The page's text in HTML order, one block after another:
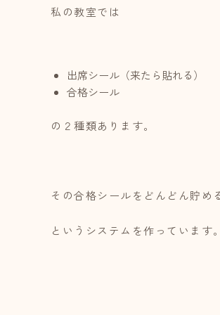
私の教室では
出席シール（来たら貼れる）
合格シール
の２種類あります。
その合格シールをどんどん貯め
というシステムを作っています。